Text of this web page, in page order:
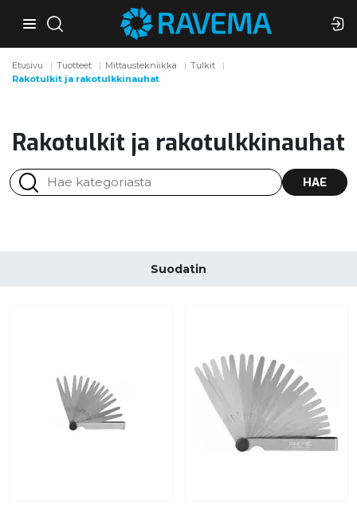
Etusivu Tuotteet Mittaustekniikka
Tulkit
Rakotulkit ja rakotulkkinauhat
Rakotulkit ja rakotulkkinauhat
HAE
Suodatin